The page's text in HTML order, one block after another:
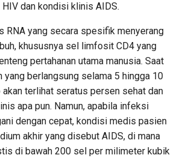
dan kondisi klinis AIDS.
RNA yang secara spesifik menyerang
khususnya sel limfosit CD4 yang
pertahanan utama manusia. Saat
berlangsung selama 5 hingga 10
terlihat seratus persen sehat dan
apa pun. Namun, apabila infeksi
dengan cepat, kondisi medis pasien
akhir yang disebut AIDS, di mana
di bawah 200 sel per milimeter kubik